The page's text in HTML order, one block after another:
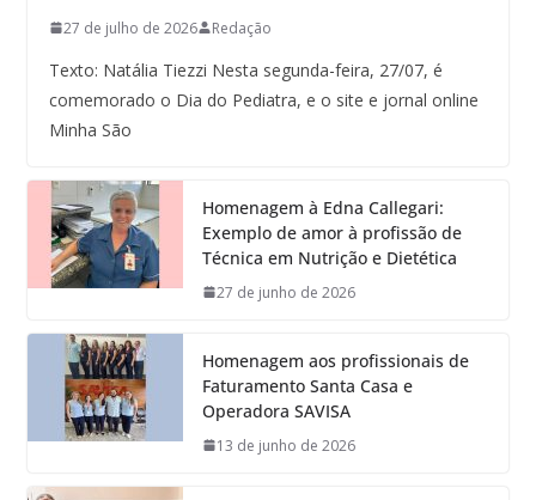
27 de julho de 2026 Redação
Texto: Natália Tiezzi Nesta segunda-feira, 27/07, é
comemorado o Dia do Pediatra, e o site e jornal online
Minha São
Homenagem à Edna Callegari:
Exemplo de amor à profissão de
Técnica em Nutrição e Dietética
27 de junho de 2026
Homenagem aos profissionais de
Faturamento Santa Casa e
Operadora SAVISA
13 de junho de 2026